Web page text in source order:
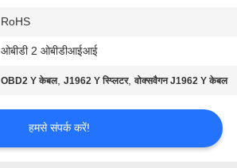
RoHS
ओबीडी 2 ओबीडीआईआई
OBD2 Y केबल,J1962 Y स्प्लिटर,वोक्सवैगन J1962 Y केबल
हमसे संपर्क करें!